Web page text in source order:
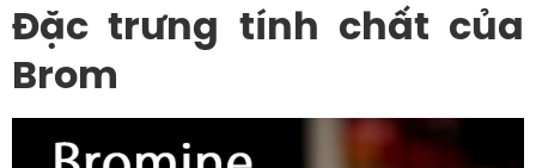
Đặc trưng tính chất của
Brom